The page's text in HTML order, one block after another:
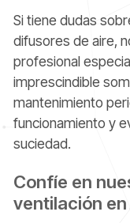
Si tiene dudas
difusores de aire,
profesional
imprescindible
mantenimiento
funcionamiento y
suciedad.
Confíe en
ventilación